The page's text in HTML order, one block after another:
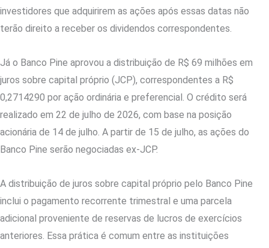
investidores que adquirirem as ações após essas datas não
terão direito a receber os dividendos correspondentes.
Já o Banco Pine aprovou a distribuição de R$ 69 milhões em
juros sobre capital próprio (JCP), correspondentes a R$
0,2714290 por ação ordinária e preferencial. O crédito será
realizado em 22 de julho de 2026, com base na posição
acionária de 14 de julho. A partir de 15 de julho, as ações do
Banco Pine serão negociadas ex-JCP.
A distribuição de juros sobre capital próprio pelo Banco Pine
inclui o pagamento recorrente trimestral e uma parcela
adicional proveniente de reservas de lucros de exercícios
anteriores. Essa prática é comum entre as instituições